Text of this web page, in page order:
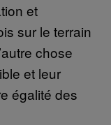
et
sur le terrain
chose
et leur
égalité des